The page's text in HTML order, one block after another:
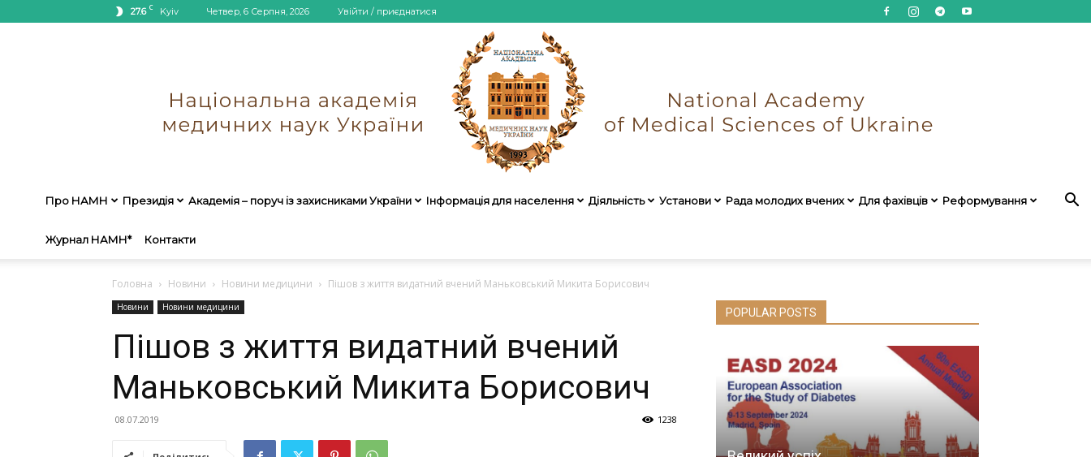
27.6 C Kyiv Четвер, 6 Серпня, 2026 Увійти / приєднатися
України
Про НАМН Президія Академія – поруч із захисниками України Інформація для населення Діяльність Установи Рада молодих вчених Для фахівців Реформування
Журнал НАМН* Контакти
Головна Новини Новини медицини Пішов з життя видатний вчений Маньковський Микита Борисович
Новини Новини медицини
Пішов з життя видатний вчений
Маньковський Микита Борисович
08.07.2019 1238
POPULAR POSTS